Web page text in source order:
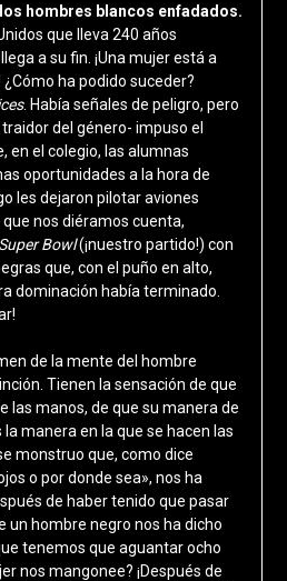
hombres blancos enfadados.
que lleva 240 años
a su fin. ¡Una mujer está a
ha podido suceder?
. Había señales de peligro, pero
del género- impuso el
en el colegio, las alumnas
oportunidades a la hora de
les dejaron pilotar aviones
nos diéramos cuenta,
Super Bowl(¡nuestro partido!) con
que, con el puño en alto,
dominación había terminado.
de la mente del hombre
Tienen la sensación de que
las manos, de que su manera de
la manera en la que se hacen las
monstruo que, como dice
o por donde sea», nos ha
de haber tenido que pasar
un hombre negro nos ha dicho
tenemos que aguantar ocho
nos mangonee? ¡Después de